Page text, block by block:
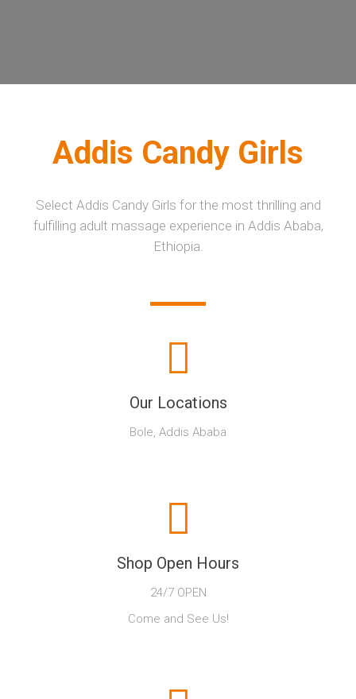
Addis Candy Girls
Select Addis Candy Girls for the most thrilling and
fulfilling adult massage experience in Addis Ababa,
Ethiopia.
Our Locations
Bole, Addis Ababa
Shop Open Hours
24/7 OPEN
Come and See Us!